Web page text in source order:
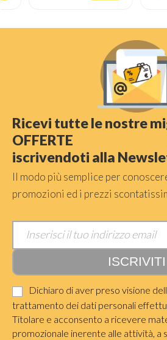
Ricevi tutte le nostre
OFFERTE
iscrivendoti alla
Il modo più semplice per
promozioni ed i prezzi
Dichiaro di aver preso visione
trattamento dei dati personali
Titolare e acconsento a ricevere
promozionale inerente alle attività, a